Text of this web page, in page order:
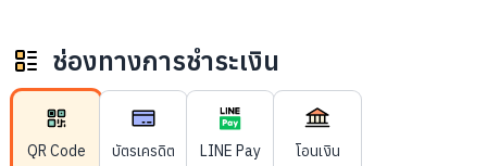
ช่องทางการชำระเงิน
QR Code บัตรเครดิต LINE Pay โอนเงิน